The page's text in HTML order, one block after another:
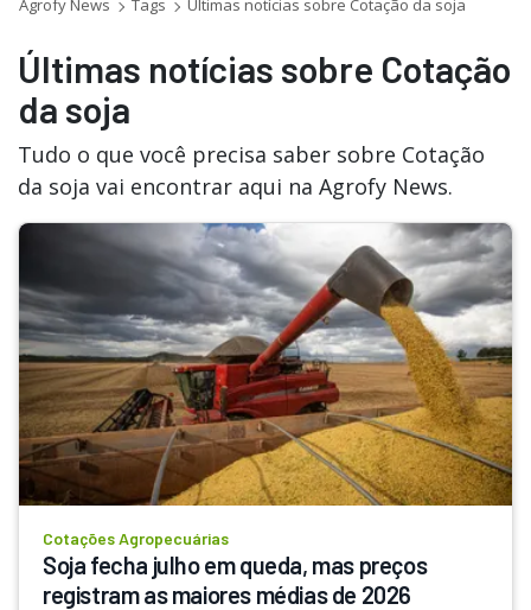
Agrofy News Tags Últimas notícias sobre Cotação da soja
Últimas notícias sobre Cotação
da soja
Tudo o que você precisa saber sobre Cotação
da soja vai encontrar aqui na Agrofy News.
Cotações Agropecuárias
Soja fecha julho em queda, mas preços
registram as maiores médias de 2026